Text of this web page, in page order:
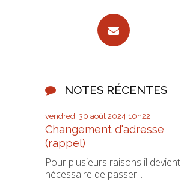
NOTES RÉCENTES
vendredi 30 août 2024 10h22
Changement d'adresse
(rappel)
Pour plusieurs raisons il devient
nécessaire de passer...